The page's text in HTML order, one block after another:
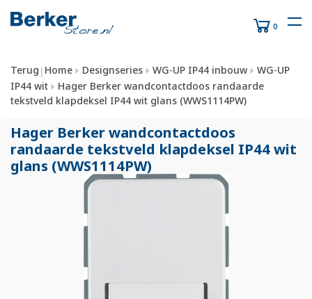
0
Terug | Home Designseries WG-UP IP44 inbouw
WG-UP
IP44 wit
Hager Berker wandcontactdoos randaarde
tekstveld klapdeksel IP44 wit glans (WWS1114PW)
Hager Berker wandcontactdoos
randaarde tekstveld klapdeksel IP44 wit
glans (WWS1114PW)